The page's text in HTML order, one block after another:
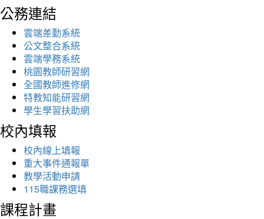
公務連結
雲端差勤系統
公文整合系統
雲端學務系統
桃園教師研習網
全國教師進修網
特教知能研習網
學生學習扶助網
校內填報
校內線上填報
重大事件通報單
教學活動申請
115職課務選填
課程計畫